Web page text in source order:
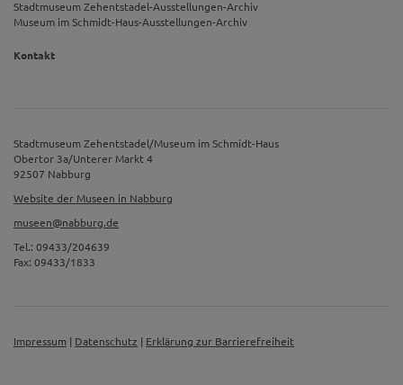
Stadtmuseum Zehentstadel-Ausstellungen-Archiv
Museum im Schmidt-Haus-Ausstellungen-Archiv
Kontakt
Stadtmuseum Zehentstadel/Museum im Schmidt-Haus
Obertor 3a/Unterer Markt 4
92507 Nabburg
Website der Museen in Nabburg
museen@nabburg.de
Tel.: 09433/204639
Fax: 09433/1833
Impressum Datenschutz Erklärung zur Barrierefreiheit